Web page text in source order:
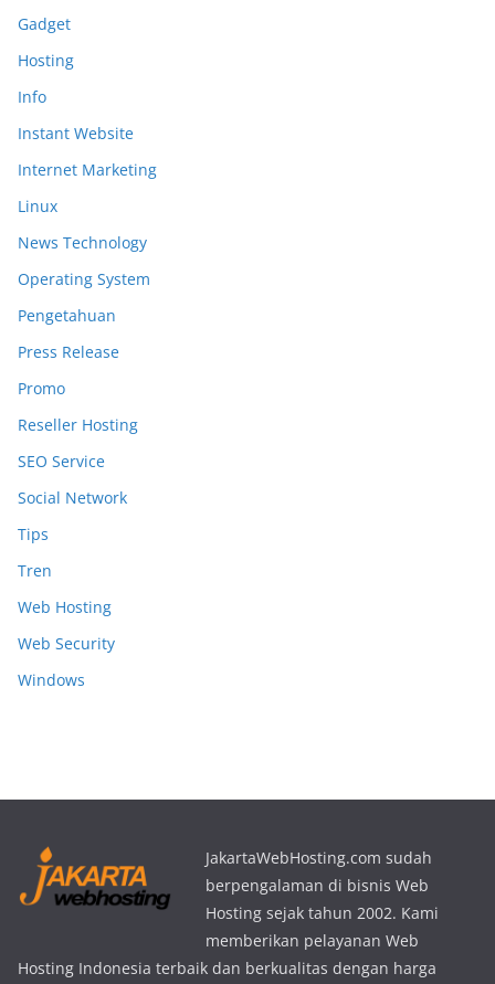
Gadget
Hosting
Info
Instant Website
Internet Marketing
Linux
News Technology
Operating System
Pengetahuan
Press Release
Promo
Reseller Hosting
SEO Service
Social Network
Tips
Tren
Web Hosting
Web Security
Windows
JakartaWebHosting.com sudah
berpengalaman di bisnis Web
Hosting sejak tahun 2002. Kami
memberikan pelayanan Web
Hosting Indonesia terbaik dan berkualitas dengan harga